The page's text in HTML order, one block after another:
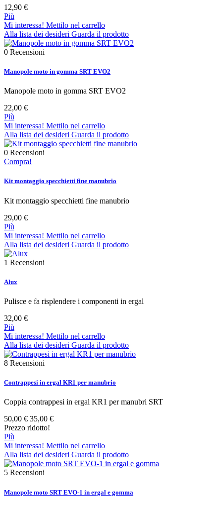
12,90 €
Più
Mi interessa! Mettilo nel carrello
Alla lista dei desideri Guarda il prodotto
0 Recensioni
Manopole moto in gomma SRT EVO2
Manopole moto in gomma SRT EVO2
22,00 €
Più
Mi interessa! Mettilo nel carrello
Alla lista dei desideri Guarda il prodotto
0 Recensioni
Compra!
Kit montaggio specchietti fine manubrio
Kit montaggio specchietti fine manubrio
29,00 €
Più
Mi interessa! Mettilo nel carrello
Alla lista dei desideri Guarda il prodotto
1 Recensioni
Alux
Pulisce e fa risplendere i componenti in ergal
32,00 €
Più
Mi interessa! Mettilo nel carrello
Alla lista dei desideri Guarda il prodotto
8 Recensioni
Contrappesi in ergal KR1 per manubrio
Coppia contrappesi in ergal KR1 per manubri SRT
50,00 € 35,00 €
Prezzo ridotto!
Più
Mi interessa! Mettilo nel carrello
Alla lista dei desideri Guarda il prodotto
5 Recensioni
Manopole moto SRT EVO-1 in ergal e gomma